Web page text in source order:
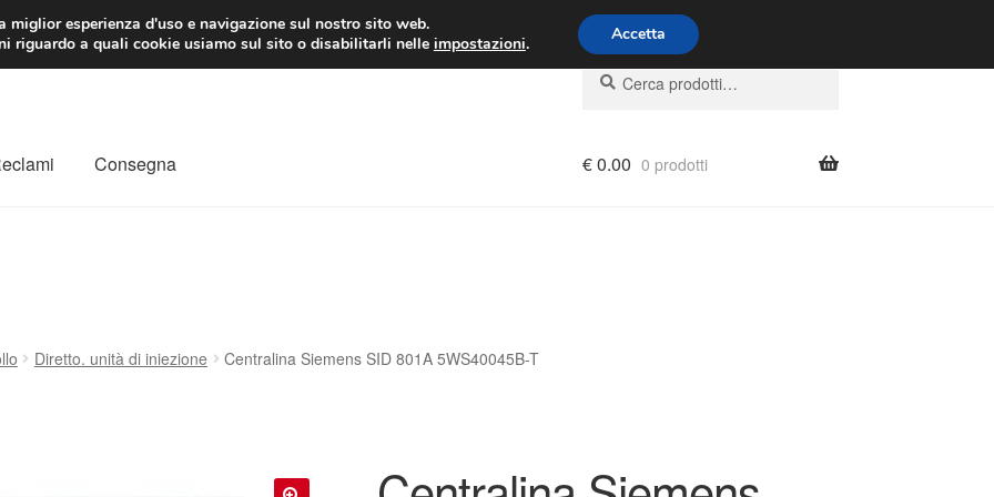
EUR Lun-Ven 9:00 - 16:00 800 580 290
Cerca:
Cerca
Consegna €0.00 0 prodotti
Diretto. unità di iniezione Centralina Siemens SID 801A 5WS40045B-T
esperienza d'uso e navigazione sul nostro sito web.
riguardo a quali cookie usiamo sul sito o disabilitarli nelle impostazioni. Accetta